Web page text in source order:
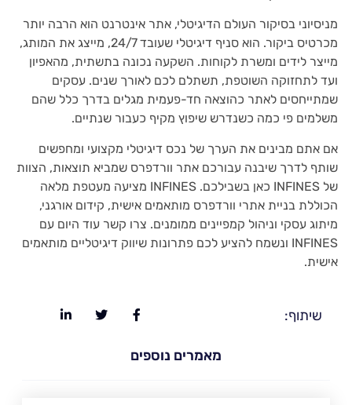
מניסיוני בסיקור העולם הדיגיטלי, אתר אינטרנט הוא הרבה יותר
מכרטיס ביקור. הוא סניף דיגיטלי שעובד 24/7, מייצג את המותג,
מייצר לידים ומשרת לקוחות. השקעה נכונה בתשתית, מהאפיון
ועד לתחזוקה השוטפת, תשתלם לכם לאורך שנים. עסקים
שמתייחסים לאתר כהוצאה חד-פעמית מגלים בדרך כלל שהם
משלמים פי כמה כשנדרש שיפוץ מקיף כעבור שנתיים.
אם אתם מבינים את הערך של נכס דיגיטלי מקצועי ומחפשים
שותף לדרך שיבנה עבורכם אתר וורדפרס שמביא תוצאות, הצוות
של INFINES כאן בשבילכם. INFINES מציעה מעטפת מלאה
הכוללת בניית אתרי וורדפרס מותאמים אישית, קידום אורגני,
מיתוג עסקי וניהול קמפיינים ממומנים. צרו קשר עוד היום עם
INFINES ונשמח להציע לכם פתרונות שיווק דיגיטליים מותאמים
אישית.
שיתוף:
מאמרים נוספים